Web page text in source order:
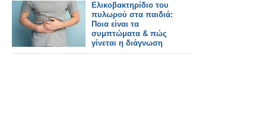
Ελικοβακτηρίδιο του
πυλωρού στα παιδιά:
Ποια είναι τα
συμπτώματα & πώς
γίνεται η διάγνωση